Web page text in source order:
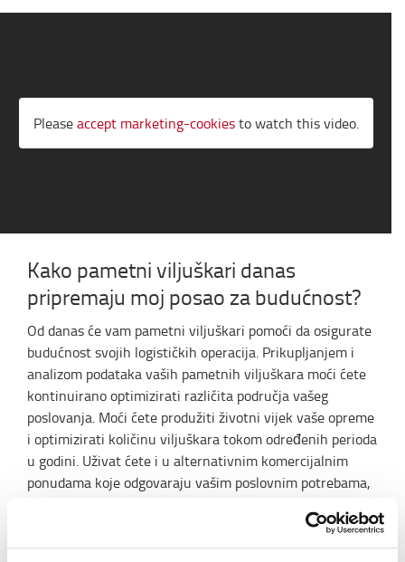
Pleaseaccept marketing-cookiesto watch this video.
Kako pametni viljuškari danas
pripremaju moj posao za budućnost?
Od danas će vam pametni viljuškari pomoći da osigurate
budućnost svojih logističkih operacija. Prikupljanjem i
analizom podataka vaših pametnih viljuškara moći ćete
kontinuirano optimizirati različita područja vašeg
poslovanja. Moći ćete produžiti životni vijek vaše opreme
i optimizirati količinu viljuškara tokom određenih perioda
u godini. Uživat ćete i u alternativnim komercijalnim
ponudama koje odgovaraju vašim poslovnim potrebama,
obračunskom satu. Pa čak i predvidjeti servisni interval
kako biste izbjegli zastoje u budućnosti.